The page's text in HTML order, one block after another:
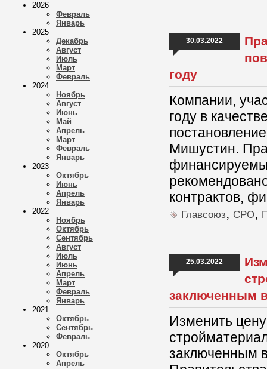
2026
Февраль
Январь
2025
Декабрь
Август
Июль
Март
Февраль
2024
Ноябрь
Август
Июнь
Май
Апрель
Март
Февраль
Январь
2023
Октябрь
Июнь
Апрель
Январь
2022
Ноябрь
Октябрь
Сентябрь
Август
Июль
Июнь
Апрель
Март
Февраль
Январь
2021
Октябрь
Сентябрь
Февраль
2020
Октябрь
Апрель
30.03.2022
году
Компании,
году в
Мишустин.
контрактов,
Главсоюз, СРО,
25.03.2022
заключенным
Изменить
заключенным